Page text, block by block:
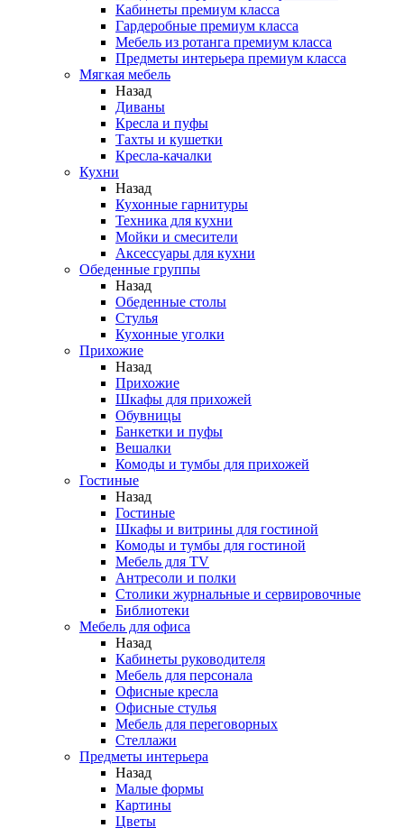
Кабинеты премиум класса
Гардеробные премиум класса
Мебель из ротанга премиум класса
Предметы интерьера премиум класса
Мягкая мебель
Назад
Диваны
Кресла и пуфы
Тахты и кушетки
Кресла-качалки
Кухни
Назад
Кухонные гарнитуры
Техника для кухни
Мойки и смесители
Аксессуары для кухни
Обеденные группы
Назад
Обеденные столы
Стулья
Кухонные уголки
Прихожие
Назад
Прихожие
Шкафы для прихожей
Обувницы
Банкетки и пуфы
Вешалки
Комоды и тумбы для прихожей
Гостиные
Назад
Гостиные
Шкафы и витрины для гостиной
Комоды и тумбы для гостиной
Мебель для TV
Антресоли и полки
Столики журнальные и сервировочные
Библиотеки
Мебель для офиса
Назад
Кабинеты руководителя
Мебель для персонала
Офисные кресла
Офисные стулья
Мебель для переговорных
Стеллажи
Предметы интерьера
Назад
Малые формы
Картины
Цветы